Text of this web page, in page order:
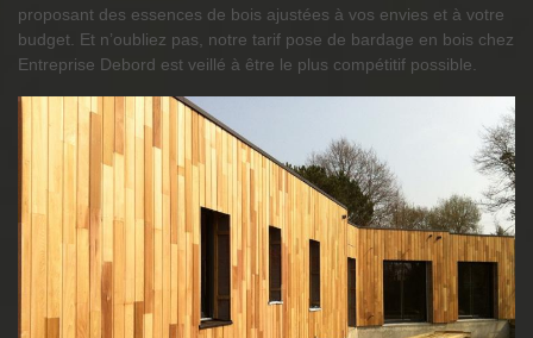
proposant des essences de bois ajustées à vos envies et à votre
budget. Et n’oubliez pas, notre tarif pose de bardage en bois chez
Entreprise Debord est veillé à être le plus compétitif possible.